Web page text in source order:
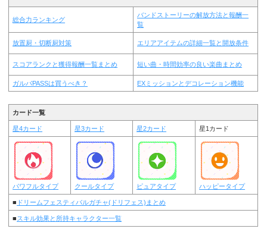
総合力ランキング
バンドストーリーの解放方法と報酬一
覧
放置厨・切断厨対策 エリアアイテムの詳細一覧と開放条件
スコアランクと獲得報酬一覧まとめ 短い曲・時間効率の良い楽曲まとめ
ガルパPASSは買うべき？ EXミッションとデコレーション機能
カード一覧
星4カード 星3カード 星2カード 星1カード
パワフルタイプ クールタイプ ピュアタイプ ハッピータイプ
■ ドリームフェスティバルガチャ(ドリフェス)まとめ
■スキル効果と所持キャラクター一覧